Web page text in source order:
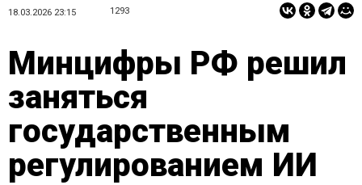
18.03.2026 23:15 1293
Минцифры РФ решил
заняться
государственным
регулированием ИИ